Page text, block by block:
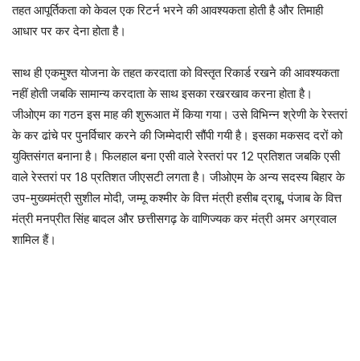
तहत आपूर्तिकता को केवल एक रिटर्न भरने की आवश्यकता होती है और तिमाही
आधार पर कर देना होता है।
साथ ही एकमुश्त योजना के तहत करदाता को विस्तृत रिकार्ड रखने की आवश्यकता
नहीं होती जबकि सामान्य करदाता के साथ इसका रखरखाव करना होता है।
जीओएम का गठन इस माह की शुरूआत में किया गया। उसे विभिन्न श्रेणी के रेस्तरां
के कर ढांचे पर पुनर्विचार करने की जिम्मेदारी सौंपी गयी है। इसका मकसद दरों को
युक्तिसंगत बनाना है। फिलहाल बना एसी वाले रेस्तरां पर 12 प्रतिशत जबकि एसी
वाले रेस्तरां पर 18 प्रतिशत जीएसटी लगता है। जीओएम के अन्य सदस्य बिहार के
उप-मुख्यमंत्री सुशील मोदी, जम्मू कश्मीर के वित्त मंत्री हसीब द्राबू, पंजाब के वित्त
मंत्री मनप्रीत सिंह बादल और छत्तीसगढ़ के वाणिज्यक कर मंत्री अमर अग्रवाल
शामिल हैं।